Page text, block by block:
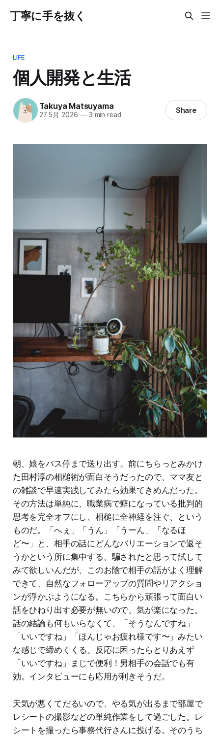
丁寧に手を抜く
LIFE
個人開発と生活
Takuya Matsuyama
27 5月 2026 —3 min read Share
朝、娘をバス停まで送り出す。前にちらっとみかけ
た田村淳の相槌術が面白そうだったので、ママ友と
の雑談で早速実践してみたら効果てきめんだった。
その方法は単純に、職業病で癖になっている批判的
思考を完全オフにし、相槌に全神経を注ぐ、という
ものだ。「へぇ」「うん」「うーん」「なるほ
ど〜」と、相手の話にどんなバリエーションで返そ
うかという所に集中する。騙されたと思って試して
みて欲しいんだが、このお陰で相手の話がよく理解
できて、自然なフォローアップの質問やリアクショ
ンが浮かぶようになる。こちらから頑張って面白い
話をひねり出す必要が無いので、気が楽になった。
話の結論も何もいらなくて、「そうなんですね」
「いいですね」「ほんじゃお疲れ様です〜」みたい
な感じで締めくくる。反応に困ったらとりあえず
「いいですね」まじで便利！男相手の会話でも有
効。インタビューにも応用が利きそうだ。
天気が悪くてだるいので、やる気が出るまで部屋で
レシートの撮影などの単純作業をして過ごした。レ
シートを撮ったら事務代行さんに投げる。そのうち